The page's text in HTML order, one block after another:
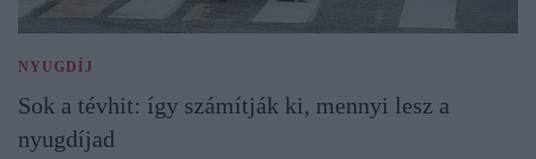
NYUGDÍJ
Sok a tévhit: így számítják ki, mennyi lesz a
nyugdíjad